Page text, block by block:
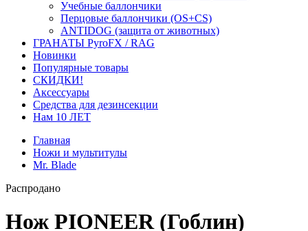
Учебные баллончики
Перцовые баллончики (OS+CS)
ANTIDOG (защита от животных)
ГРАНАТЫ PyroFX / RAG
Новинки
Популярные товары
СКИДКИ!
Аксессуары
Средства для дезинсекции
Нам 10 ЛЕТ
Главная
Ножи и мультитулы
Mr. Blade
Распродано
Нож PIONEER (Гоблин)